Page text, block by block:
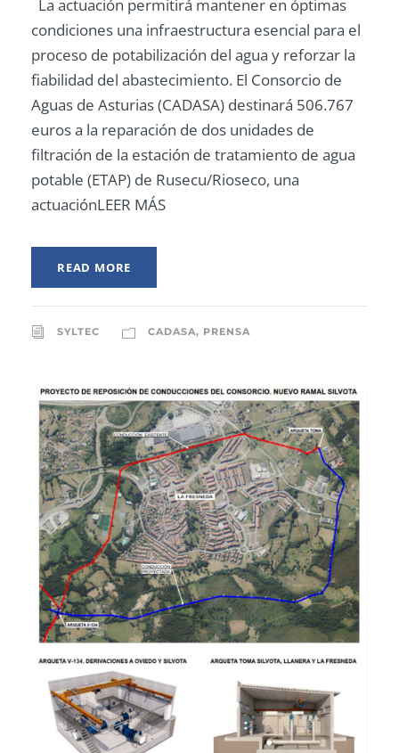
La actuación permitirá mantener en óptimas
condiciones una infraestructura esencial para el
proceso de potabilización del agua y reforzar la
fiabilidad del abastecimiento. El Consorcio de
Aguas de Asturias (CADASA) destinará 506.767
euros a la reparación de dos unidades de
filtración de la estación de tratamiento de agua
potable (ETAP) de Rusecu/Rioseco, una
actuaciónLEER MÁS
READ MORE
SYLTEC CADASA, PRENSA